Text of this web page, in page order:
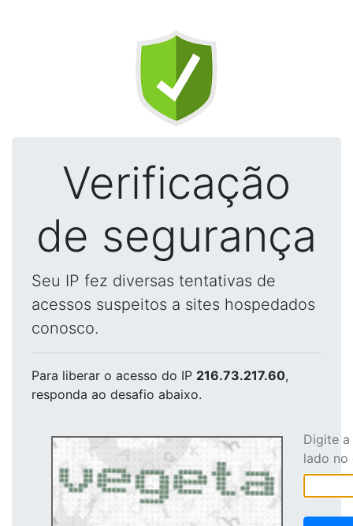
Verificação
de segurança
Seu IP fez diversas tentativas de
acessos suspeitos a sites hospedados
conosco.
Para liberar o acesso do IP 216.73.217.60,
responda ao desafio abaixo.
Digite
lado no